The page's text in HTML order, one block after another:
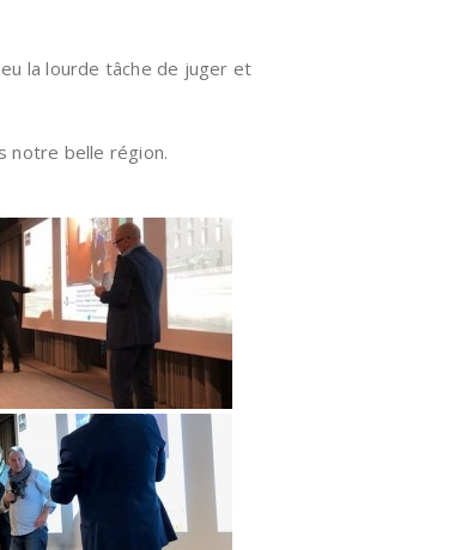
la lourde tâche de juger et
notre belle région.